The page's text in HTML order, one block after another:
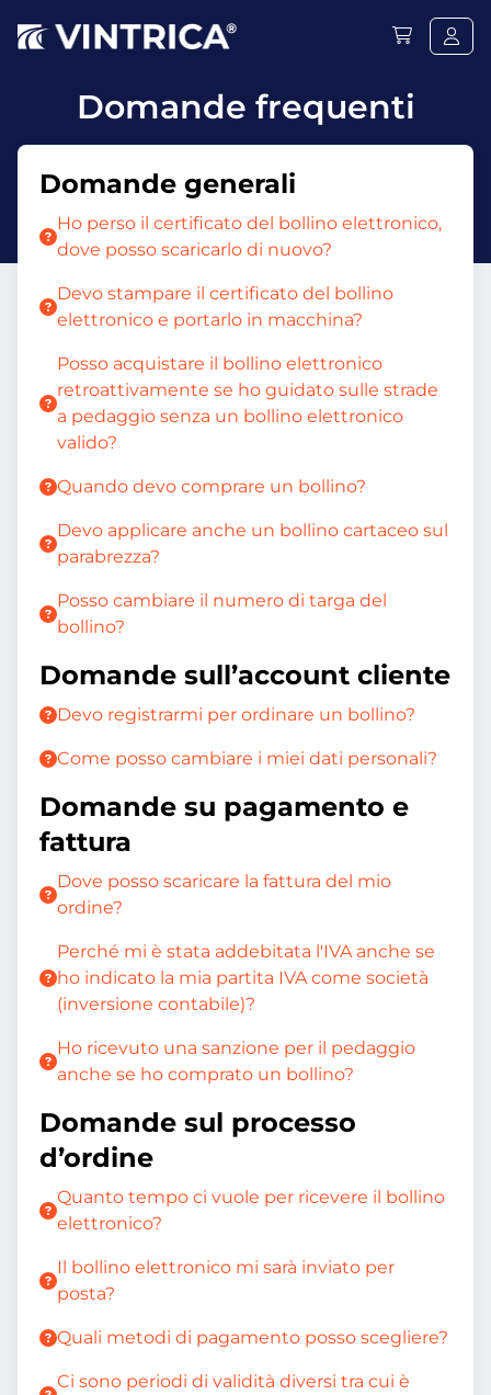
Domande frequenti
Domande generali
Ho perso il certificato del bollino elettronico,
dove posso scaricarlo di nuovo?
Devo stampare il certificato del bollino
elettronico e portarlo in macchina?
Posso acquistare il bollino elettronico
retroattivamente se ho guidato sulle strade
a pedaggio senza un bollino elettronico
valido?
Quando devo comprare un bollino?
Devo applicare anche un bollino cartaceo sul
parabrezza?
Posso cambiare il numero di targa del
bollino?
Domande sull’account cliente
Devo registrarmi per ordinare un bollino?
Come posso cambiare i miei dati personali?
Domande su pagamento e
fattura
Dove posso scaricare la fattura del mio
ordine?
Perché mi è stata addebitata l'IVA anche se
ho indicato la mia partita IVA come società
(inversione contabile)?
Ho ricevuto una sanzione per il pedaggio
anche se ho comprato un bollino?
Domande sul processo
d’ordine
Quanto tempo ci vuole per ricevere il bollino
elettronico?
Il bollino elettronico mi sarà inviato per
posta?
Quali metodi di pagamento posso scegliere?
Ci sono periodi di validità diversi tra cui è